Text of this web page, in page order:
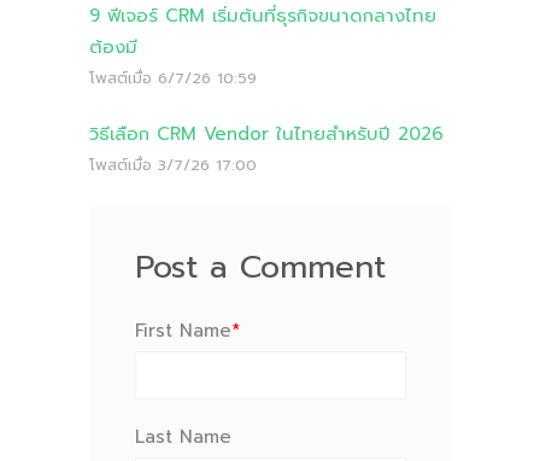
9 ฟีเจอร์ CRM เริ่มต้นที่ธุรกิจขนาดกลางไทย
ต้องมี
โพสต์เมื่อ 6/7/26 10:59
วิธีเลือก CRM Vendor ในไทยสำหรับปี 2026
โพสต์เมื่อ 3/7/26 17:00
Post a Comment
First Name*
Last Name